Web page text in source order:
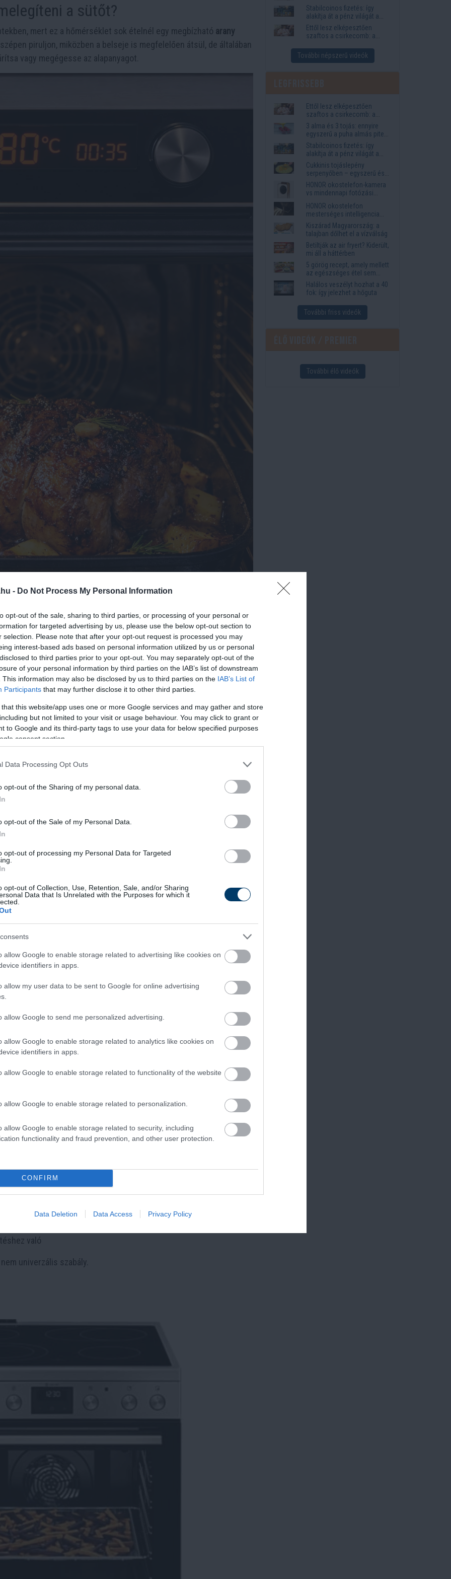
- Do Not Process My Personal Information
opt-out of the sale, sharing to third parties, or processing of your personal or
for targeted advertising by us, please use the below opt-out section to
selection. Please note that after your opt-out request is processed you may
interest-based ads based on personal information utilized by us or personal
to third parties prior to your opt-out. You may separately opt-out of the
of your personal information by third parties on the IAB’s list of downstream
This information may also be disclosed by us to third parties on the IAB’s List of
Participants that may further disclose it to other third parties.
that this website/app uses one or more Google services and may gather and store
but not limited to your visit or usage behaviour. You may click to grant or
to Google and its third-party tags to use your data for below specified purposes
consent section.
Data Processing Opt Outs
opt-out of the Sharing of my personal data.
opt-out of the Sale of my Personal Data.
opt-out of processing my Personal Data for Targeted
opt-out of Collection, Use, Retention, Sale, and/or Sharing
Data that Is Unrelated with the Purposes for which it
allow Google to enable storage related to advertising like cookies on
identifiers in apps.
allow my user data to be sent to Google for online advertising
allow Google to send me personalized advertising.
allow Google to enable storage related to analytics like cookies on
identifiers in apps.
allow Google to enable storage related to functionality of the website
allow Google to enable storage related to personalization.
allow Google to enable storage related to security, including
functionality and fraud prevention, and other user protection.
CONFIRM
Data Deletion Data Access Privacy Policy
a sütőt?
mert ez a hőmérséklet sok ételnél egy megbízható arany
piruljon, miközben a belseje is megfelelően átsül, de általában
vagy megégesse az alapanyagot.
zajló változás együttese. A 180 fok azért működik jól, mert
étel
lesz, az részben a
reakciója, amelynek során kialakulnak a sült ételekre jellemző íz- és
egy piskóta pirult tetejét.
a közepe
zajlanak. Akeményítő zselatinizálódik, afehérjék
étel végleges szerkezete.
a pontos hőfok
. Az étel felületéről és belsejéből fokozatosan távozik a
kialakulását.
sül. Ha viszont túl forró, a külseje hamar elkészül, miközben a
alapbeállítás?
sokféle ételnél jól működik:
sütőben.
függ.
hoz vagy kekszekhez
vagy ropogósabb fogásokhoz
való
nem univerzális szabály.
igények
Stabilcoinos fizetés: így
alakítja át a pénz világát a
Visa, a Mastercard és a
Western Union
Ettől lesz elképesztően
szaftos a csirkecomb: a
További népszerű videók
Ettől lesz elképesztően
szaftos a csirkecomb: a
sörös pác a titok
3 alma és 3 tojás: ennyire
egyszerű a puha almás pite
titka
Stabilcoinos fizetés: így
alakítja át a pénz világát a
Visa, a Mastercard és a
Western Union
Cukkinis tojáslepény
serpenyőben – egyszerű és
laktató vacsora
HONOR okostelefon-kamera
vs mindennapi fotózási
igények
HONOR okostelefon
mesterséges intelligencia
funkciók, amelyek
megkönnyítik az életet
Kiszárad Magyarország: a
talajban dőlhet el a vízválság
Betiltják az air fryert? Kiderült,
mi áll a háttérben
5 görög recept, amely mellett
az egészséges étel sem
tűnik lemondásnak
Halálos veszélyt hozhat a 40
fok: így jelezhet a hőguta
További friss videók
További élő videók